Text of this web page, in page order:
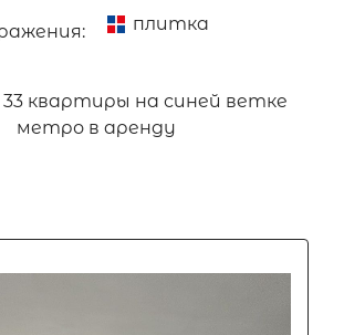
плитка
33 квартиры на синей ветке
метро в аренду